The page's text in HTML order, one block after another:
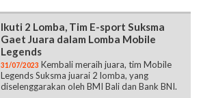
Ikuti 2 Lomba, Tim E-sport Suksma
Gaet Juara dalam Lomba Mobile
Legends
31/07/2023 Kembali meraih juara, tim Mobile
Legends Suksma juarai 2 lomba, yang
diselenggarakan oleh BMI Bali dan Bank BNI.